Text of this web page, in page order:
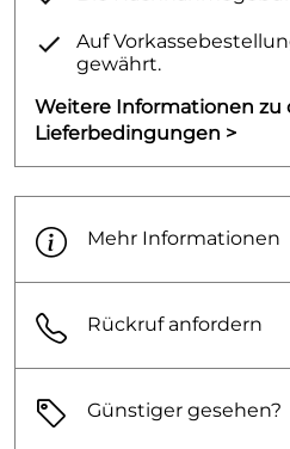
Auf
gewährt.
Weitere Informationen zu
Lieferbedingungen >
Mehr Informationen
Rückruf anfordern
Günstiger gesehen?